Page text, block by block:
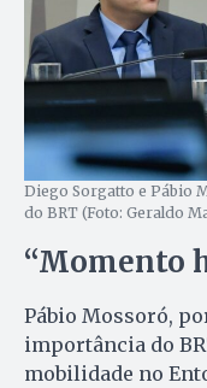
Diego Sorgatto e Pábio
do BRT (Foto: Geraldo
“Momento
Pábio Mossoró,
importância do
mobilidade no